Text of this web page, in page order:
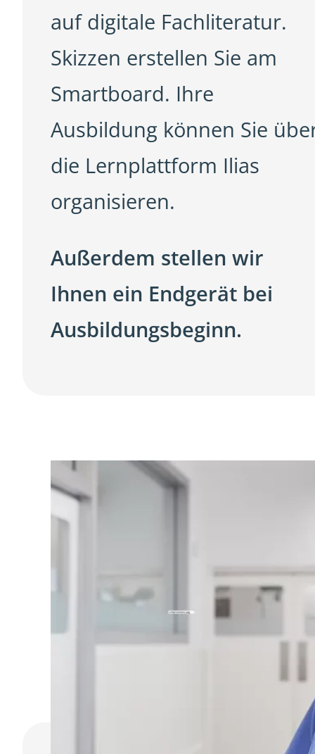
auf digitale Fachliteratur.
Skizzen erstellen Sie am
Smartboard. Ihre
Ausbildung können Sie
die Lernplattform Ilias
organisieren.
Außerdem stellen wir
Ihnen ein Endgerät bei
Ausbildungsbeginn.